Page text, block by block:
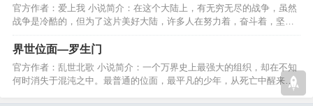
官方作者：爱上我 小说简介：在这个大陆上，有无穷无尽的战争，虽然
战争是冷酷的，但为了这片美好大陆，许多人在努力着，奋斗着，坚信
着，人类最后的希望。…
界世位面—罗生门
官方作者：乱世北歌 小说简介：一个万界史上最强大的组织，却在不知
何时消失于混沌之中。最普通的位面，最平凡的少年，从死亡中醒来。